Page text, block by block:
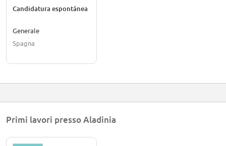
Candidatura espontánea
Generale
Spagna
Primi lavori presso Aladinia